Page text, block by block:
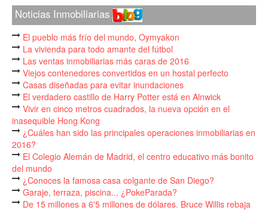
Noticias Inmobiliarias
El pueblo más frío del mundo, Oymyakon
La vivienda para todo amante del fútbol
Las ventas inmobiliarias más caras de 2016
Viejos contenedores convertidos en un hostal perfecto
Casas diseñadas para evitar inundaciones
El verdadero castillo de Harry Potter está en Alnwick
Vivir en cinco metros cuadrados, la nueva opción en el
inasequible Hong Kong
¿Cuáles han sido las principales operaciones inmobiliarias en
2016?
El Colegio Alemán de Madrid, el centro educativo más bonito
del mundo
¿Conoces la famosa casa colgante de San Diego?
Garaje, terraza, piscina... ¿PokeParada?
De 15 millones a 6'5 millones de dólares. Bruce Willis rebaja